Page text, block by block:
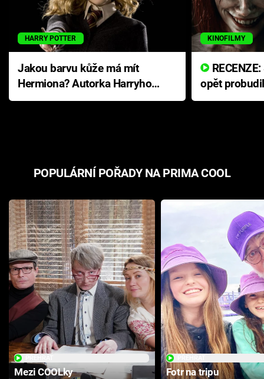
HARRY POTTER
Jakou barvu kůže má mít
Hermiona? Autorka Harryho
Pottera přišla s ráznou
KINOFILMY
opět
přichází s
POPULÁRNÍ POŘADY NA PRIMA COOL
Mezi COOLky Fotr na tripu